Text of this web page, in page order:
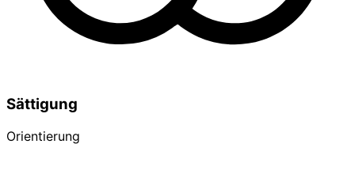
Sättigung
Orientierung